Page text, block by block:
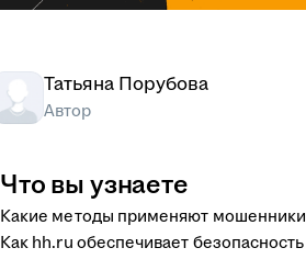
Татьяна Порубова
Автор
Что вы узнаете
Какие методы применяют мошенники
Как hh.ru обеспечивает безопасность